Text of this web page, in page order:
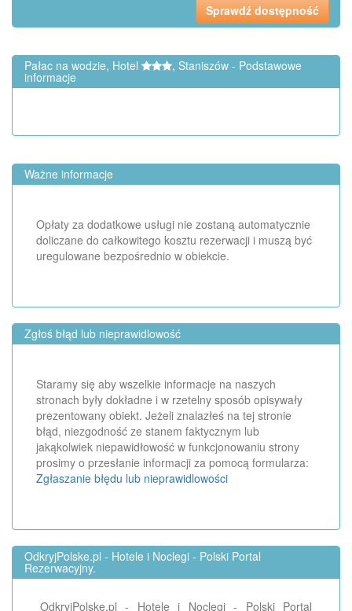
Pałac na wodzie, Hotel , Staniszów - Podstawowe
informacje
Ważne informacje
Opłaty za dodatkowe usługi nie zostaną automatycznie
doliczane do całkowitego kosztu rezerwacji i muszą być
uregulowane bezpośrednio w obiekcie.
Zgłoś błąd lub nieprawidlowość
Staramy się aby wszelkie informacje na naszych
stronach były dokładne i w rzetelny sposób opisywały
prezentowany obiekt. Jeżeli znalazłeś na tej stronie
błąd, niezgodność ze stanem faktycznym lub
jakąkolwiek niepawidłowość w funkcjonowaniu strony
prosimy o przesłanie informacji za pomocą formularza:
Zgłaszanie błędu lub nieprawidlowości
OdkryjPolske.pl - Hotele i Noclegi - Polski Portal
Rezerwacyjny.
OdkryjPolske.pl - Hotele i Noclegi - Polski Portal